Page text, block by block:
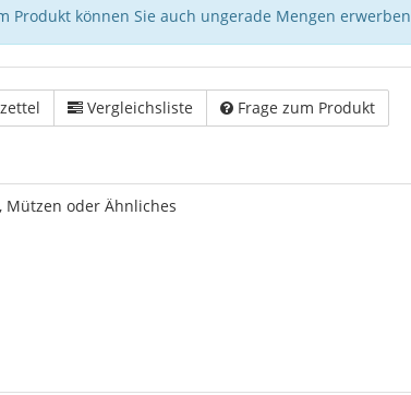
Produkt können Sie auch ungerade Mengen erwerben
Vergleichsliste Frage zum Produkt
Mützen oder Ähnliches